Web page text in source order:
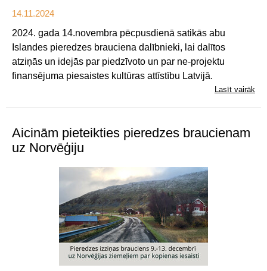
14.11.2024
2024. gada 14.novembra pēcpusdienā satikās abu
Islandes pieredzes brauciena dalībnieki, lai dalītos
atziņās un idejās par piedzīvoto un par ne-projektu
finansējuma piesaistes kultūras attīstību Latvijā.
Lasīt vairāk
Aicinām pieteikties pieredzes braucienam
uz Norvēģiju